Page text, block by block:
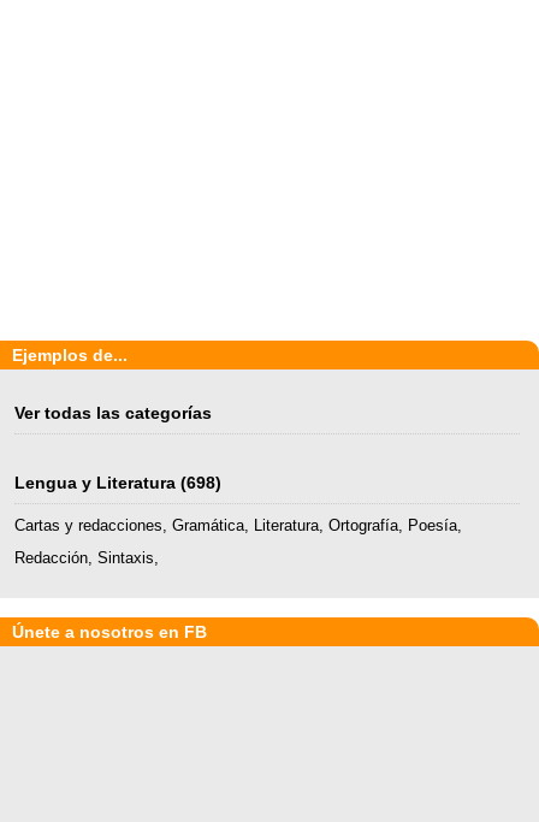
Ejemplos de...
Ver todas las categorías
Lengua y Literatura (698)
Cartas y redacciones, Gramática, Literatura, Ortografía, Poesía,
Redacción, Sintaxis,
Únete a nosotros en FB